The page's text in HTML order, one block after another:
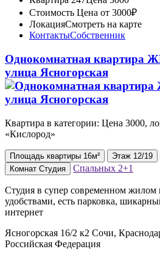
Стоимость Цена от 3000₽
ЛокацияСмотреть на карте
КонтактыСобственник
Однокомнатная квартира
улица Ясногорская
Квартира в категории: Цена 3000,
«Кислород»
Площадь квартиры 16м² Этаж 12/19
Комнат Студия Спальных 2+1
Студия в супер современном жилом
удобствами, есть парковка,
интернет
Ясногорская 16/2 к2 Сочи,
Российская Федерация